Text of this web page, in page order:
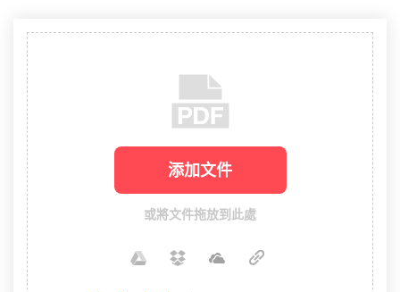
添加文件
或將文件拖放到此處